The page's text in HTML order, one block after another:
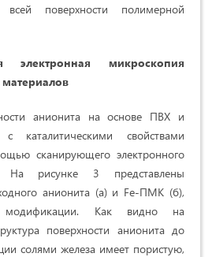
поверхности полимерной
электронная микроскопия
анионита на основе ПВХ и
каталитическими свойствами
сканирующего электронного
На рисунке 3 представлены
анионита (а) и Fe-ПМК (б),
модификации. Как видно на
поверхности анионита до
солями железа имеет пористую,